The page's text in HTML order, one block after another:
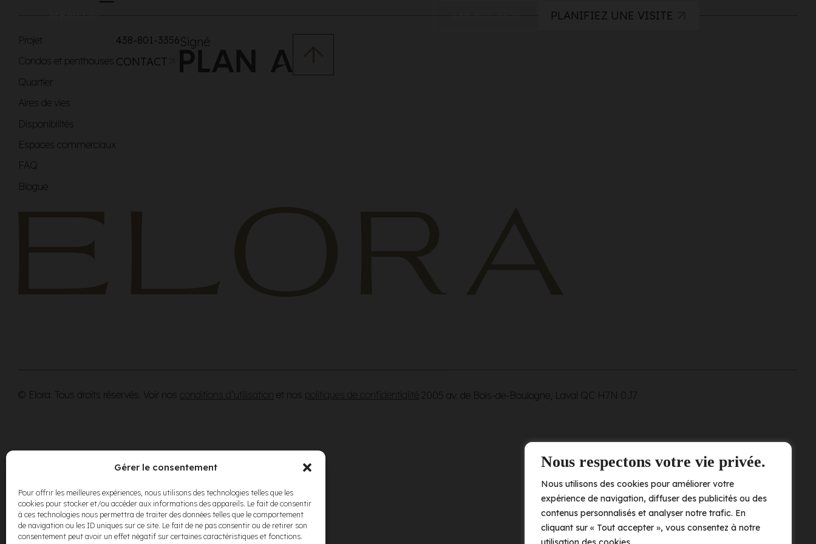
Nous respectons votre vie privée.
Nous utilisons des cookies pour améliorer votre
expérience de navigation, diffuser des publicités ou des
contenus personnalisés et analyser notre trafic. En
cliquant sur « Tout accepter », vous consentez à notre
Gérer le consentement
Pour offrir les meilleures expériences, nous utilisons des technologies telles que les
cookies pour stocker et/ou accéder aux informations des appareils. Le fait de consentir
à ces technologies nous permettra de traiter des données telles que le comportement
de navigation ou les ID uniques sur ce site. Le fait de ne pas consentir ou de retirer son
consentement peut avoir un effet négatif sur certaines caractéristiques et fonctions.
MENU PLANIFIEZ UNE VISITE
Projet
Condos et penthouses
Quartier
Aires de vies
Disponibilités
Espaces commerciaux
FAQ
Blogue
438-801-3356
CONTACT
Signé
© Elora. Tous droits réservés. Voir nos conditions d’utilisation et nos politiques de confidentialité 2005 av. de Bois-de-Boulogne, Laval QC H7N 0J7